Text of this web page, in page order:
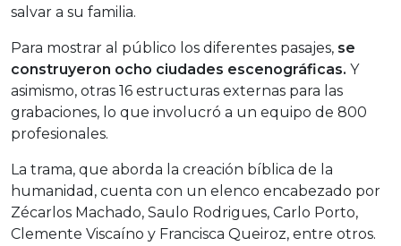
salvar a su familia.
Para mostrar al público los diferentes pasajes, se
construyeron ocho ciudades escenográficas. Y
asimismo, otras 16 estructuras externas para las
grabaciones, lo que involucró a un equipo de 800
profesionales.
La trama, que aborda la creación bíblica de la
humanidad, cuenta con un elenco encabezado por
Zécarlos Machado, Saulo Rodrigues, Carlo Porto,
Clemente Viscaíno y Francisca Queiroz, entre otros.